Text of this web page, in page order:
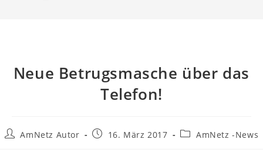
Neue Betrugsmasche über das
Telefon!
Beitrags-
AmNetz Autor
Beitrag16. März 2017
Beitrags-
AmNetz -News